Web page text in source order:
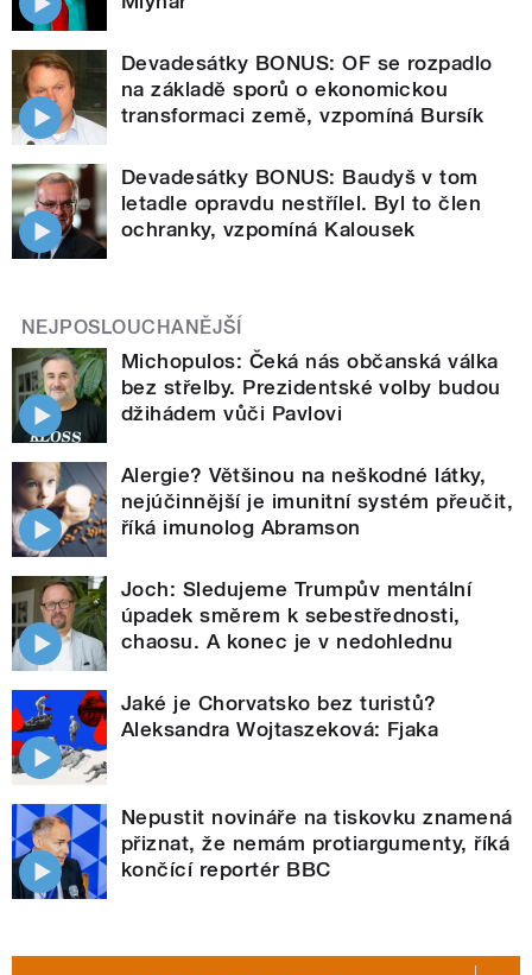
Devadesátky BONUS: OF se rozpadlo
na základě sporů o ekonomickou
transformaci země, vzpomíná Bursík
Devadesátky BONUS: Baudyš v tom
letadle opravdu nestřílel. Byl to člen
ochranky, vzpomíná Kalousek
NEJPOSLOUCHANĚJŠÍ
Michopulos: Čeká nás občanská válka
bez střelby. Prezidentské volby budou
džihádem vůči Pavlovi
Alergie? Většinou na neškodné látky,
nejúčinnější je imunitní systém přeučit,
říká imunolog Abramson
Joch: Sledujeme Trumpův mentální
úpadek směrem k sebestřednosti,
chaosu. A konec je v nedohlednu
Jaké je Chorvatsko bez turistů?
Aleksandra Wojtaszeková: Fjaka
Nepustit novináře na tiskovku znamená
přiznat, že nemám protiargumenty, říká
končící reportér BBC